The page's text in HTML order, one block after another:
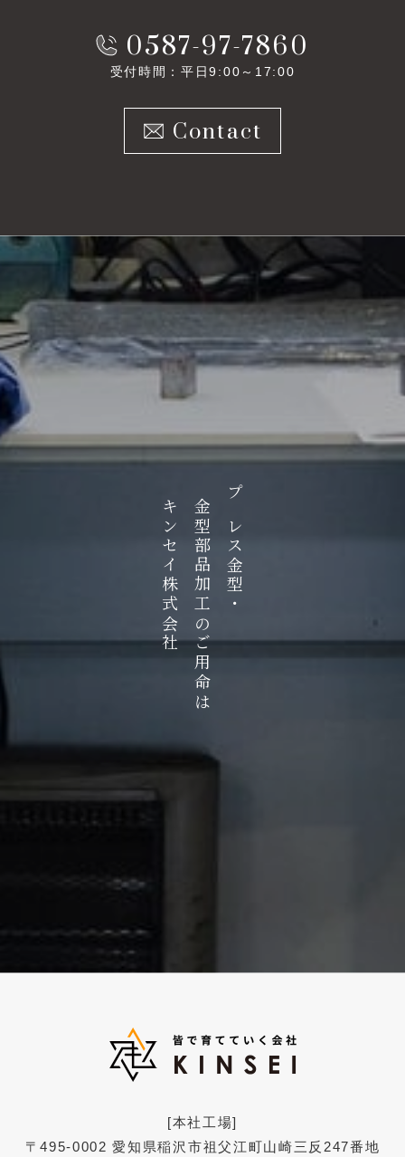
0587-97-7860
受付時間：平日9:00～17:00
Contact
プレス金型・
金型部品加工のご用命は
キンセイ株式会社
[本社工場]
〒495-0002 愛知県稲沢市祖父江町山崎三反247番地